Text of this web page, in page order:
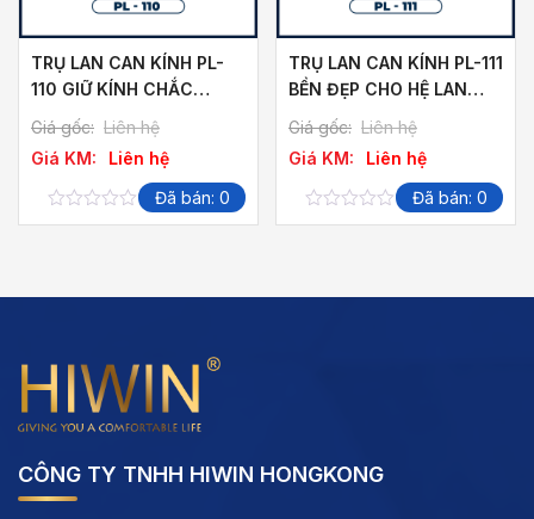
TRỤ LAN CAN KÍNH PL-
110 GIỮ KÍNH CHẮC
CHẮN
Giá gốc: Liên hệ
Giá KM:
Liên hệ
0
Đã bán: 0
TRỤ LAN CAN KÍNH PL-111
BỀN ĐẸP CHO HỆ LAN
CAN KÍNH
Giá gốc: Liên hệ
Giá KM:
Liên hệ
0
Đã bán: 0
CÔNG TY TNHH HIWIN HONGKONG